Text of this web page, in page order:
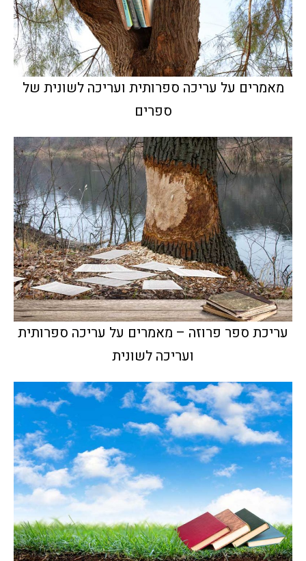
מאמרים על עריכה ספרותית ועריכה לשונית של
ספרים
עריכת ספר פרוזה – מאמרים על עריכה ספרותית
ועריכה לשונית